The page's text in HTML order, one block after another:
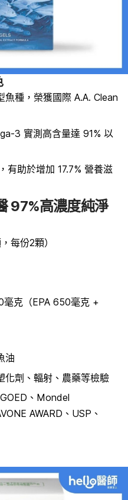
魚種，榮獲國際 A.A. Clean
3 實測高含量達 91% 以
有助於增加 17.7% 營養滋
97%高濃度純淨
每份2顆）
毫克（EPA 650毫克 +
油
化劑、輻射、農藥等檢驗
、Mondel
AWARD、USP、